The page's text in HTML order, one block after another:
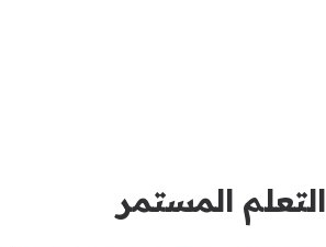
التعلم المستمر